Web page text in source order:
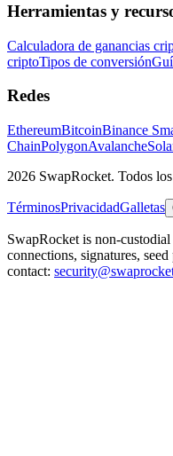
Herramientas y
Calculadora de ganancias
criptoTipos de conversión
Redes
EthereumBitcoinBinance
ChainPolygonAvalanche
2026 SwapRocket. Todos
TérminosPrivacidadGalletas
SwapRocket is non-
connections, signatures,
contact: